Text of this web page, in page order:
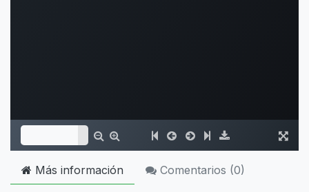
Más información Comentarios (0)